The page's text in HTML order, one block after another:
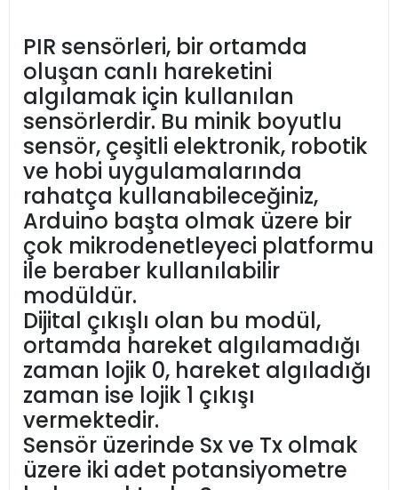
PIR sensörleri, bir ortamda
oluşan canlı hareketini
algılamak için kullanılan
sensörlerdir. Bu minik boyutlu
sensör, çeşitli elektronik, robotik
ve hobi uygulamalarında
rahatça kullanabileceğiniz,
Arduino başta olmak üzere bir
çok mikrodenetleyeci platformu
ile beraber kullanılabilir
modüldür.
Dijital çıkışlı olan bu modül,
ortamda hareket algılamadığı
zaman lojik 0, hareket algıladığı
zaman ise lojik 1 çıkışı
vermektedir.
Sensör üzerinde Sx ve Tx olmak
üzere iki adet potansiyometre